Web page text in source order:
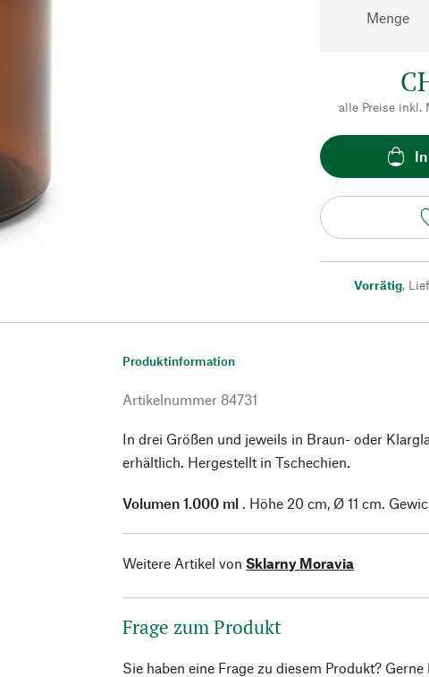
Menge
alle Preise inkl.
Vorrätig,
Produktinformation
Artikelnummer 84731
In drei Größen und jeweils in Braun- oder
erhältlich. Hergestellt in Tschechien.
Volumen 1.000 ml . Höhe 20 cm, Ø 11 cm.
Weitere Artikel von Sklarny Moravia
Frage zum Produkt
Sie haben eine Frage zu diesem Produkt? Gerne